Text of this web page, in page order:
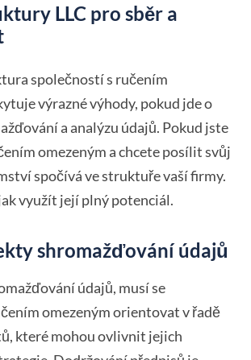
LLC pro sběr a
společností s ručením
výrazné výhody, pokud jde o
a analýzu údajů. Pokud jste
omezeným a chcete posílit svůj
spočívá ve struktuře vaší firmy.
využít její plný potenciál.
shromažďování údajů
údajů, musí se
omezeným orientovat v řadě
které mohou ovlivnit jejich